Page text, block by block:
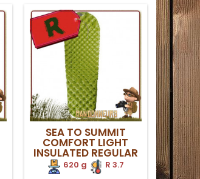
léger. Isolation Thermolite
pour éviter de perdre de la
chaleur corporelle vers le
sol. Pompe Airstream
fournie pour assurer un
gonflage...
SEA TO SUMMIT
COMFORT LIGHT
INSULATED REGULAR
620 g
R 3.7